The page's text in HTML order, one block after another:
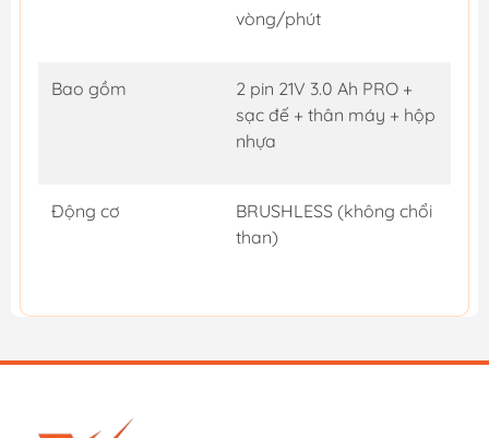
vòng/phút
Bao gồm
2 pin 21V 3.0 Ah PRO +
sạc đế + thân máy + hộp
nhựa
Động cơ
BRUSHLESS (không chổi
than)